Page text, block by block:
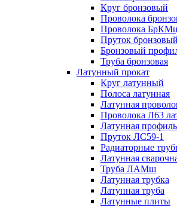
Круг бронзовый
Проволока
Проволока БрКМц
Пруток бронзовый
Бронзовый
Труба бронзовая
Латунный прокат
Круг латунный
Полоса латунная
Латунная
Проволока Л63
Латунная
Пруток ЛС59-1
Радиаторные
Латунная
Труба ЛАМш
Латунная трубка
Латунная труба
Латунные плиты